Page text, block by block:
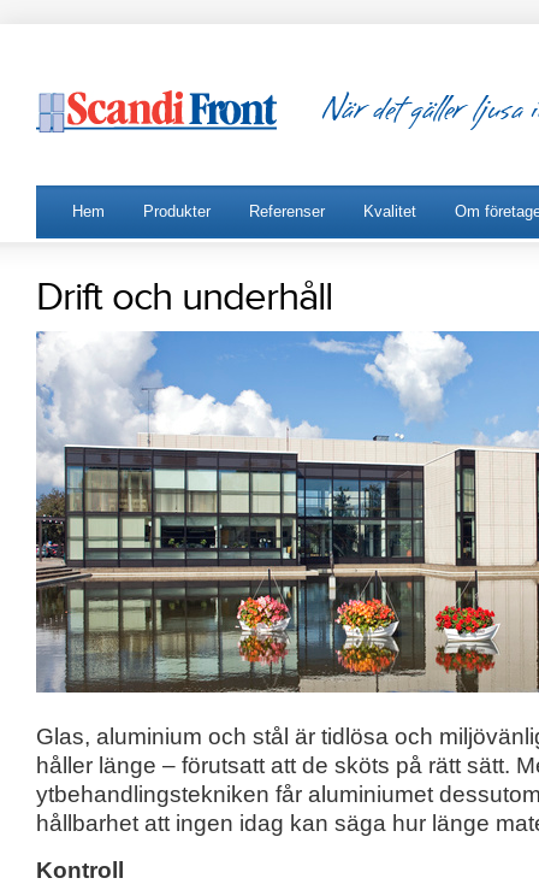
Hem Produkter Referenser Kvalitet Om
Drift och underhåll
Glas, aluminium och stål är tidlösa och
håller länge – förutsatt att de sköts på rätt sätt.
ytbehandlingstekniken får aluminiumet
hållbarhet att ingen idag kan säga hur länge
Kontroll